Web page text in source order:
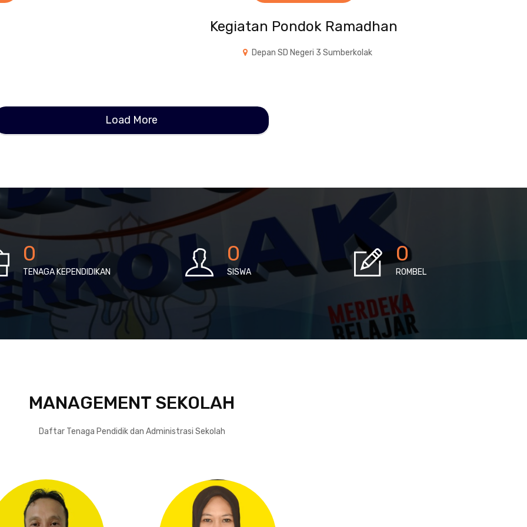
Kegiatan Pondok Ramadhan
Depan SD Negeri 3 Sumberkolak
Load More
0
TENAGA KEPENDIDIKAN
0
SISWA
0
ROMBEL
MANAGEMENT SEKOLAH
Daftar Tenaga Pendidik dan Administrasi Sekolah